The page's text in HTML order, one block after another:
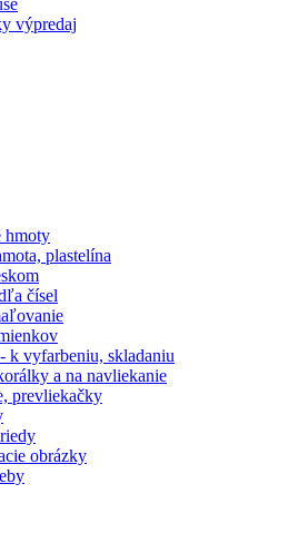
výpredaj
hmoty
plastelína
čísel
k vyfarbeniu, skladaniu
a na navliekanie
prevliekačky
obrázky